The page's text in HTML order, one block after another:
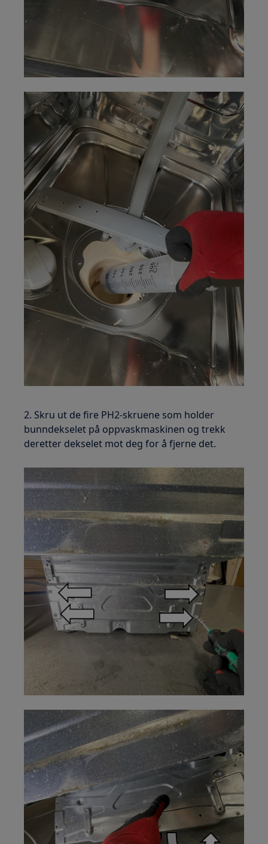
2. Skru ut de fire PH2-skruene som holder
bunndekselet på oppvaskmaskinen og trekk
deretter dekselet mot deg for å fjerne det.